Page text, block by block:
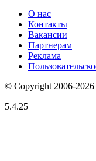
О нас
Контакты
Вакансии
Партнерам
Реклама
© Copyright 2006-2026
5.4.25